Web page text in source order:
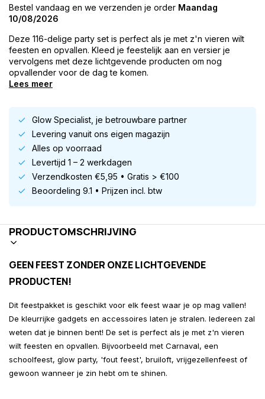
Bestel vandaag en we verzenden je order Maandag
10/08/2026
Deze 116-delige party set is perfect als je met z'n vieren wilt
feesten en opvallen. Kleed je feestelijk aan en versier je
vervolgens met deze lichtgevende producten om nog
opvallender voor de dag te komen.
Lees meer
Glow Specialist, je betrouwbare partner
Levering vanuit ons eigen magazijn
Alles op voorraad
Levertijd 1 – 2 werkdagen
Verzendkosten €5,95 • Gratis > €100
Beoordeling 9.1 • Prijzen incl. btw
PRODUCTOMSCHRIJVING
GEEN FEEST ZONDER ONZE LICHTGEVENDE
PRODUCTEN!
Dit feestpakket is geschikt voor elk feest waar je op mag vallen!
De kleurrijke gadgets en accessoires laten je stralen. Iedereen zal
weten dat je binnen bent! De set is perfect als je met z'n vieren
wilt feesten en opvallen. Bijvoorbeeld met Carnaval, een
schoolfeest, glow party, 'fout feest', bruiloft, vrijgezellenfeest of
gewoon wanneer je zin hebt om te shinen.